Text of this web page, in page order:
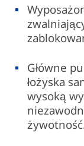
Główne
łożyska
wysoką